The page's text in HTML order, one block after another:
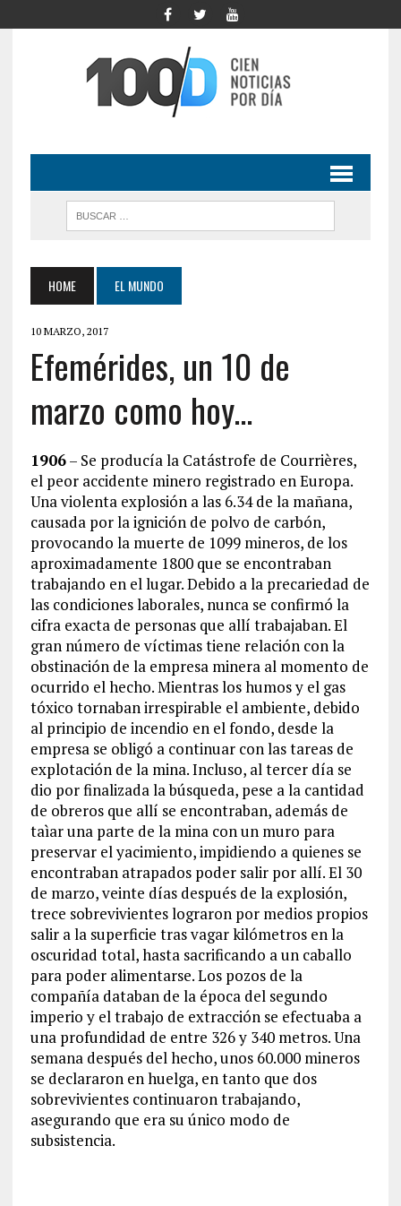
HOME EL MUNDO
10 MARZO, 2017
Efemérides, un 10 de
marzo como hoy…
1906– Se producía la Catástrofe de Courrières,
el peor accidente minero registrado en Europa.
Una violenta explosión a las 6.34 de la mañana,
causada por la ignición de polvo de carbón,
provocando la muerte de 1099 mineros, de los
aproximadamente 1800 que se encontraban
trabajando en el lugar. Debido a la precariedad de
las condiciones laborales, nunca se confirmó la
cifra exacta de personas que allí trabajaban. El
gran número de víctimas tiene relación con la
obstinación de la empresa minera al momento de
ocurrido el hecho. Mientras los humos y el gas
tóxico tornaban irrespirable el ambiente, debido
al principio de incendio en el fondo, desde la
empresa se obligó a continuar con las tareas de
explotación de la mina. Incluso, al tercer día se
dio por finalizada la búsqueda, pese a la cantidad
de obreros que allí se encontraban, además de
taìar una parte de la mina con un muro para
preservar el yacimiento, impidiendo a quienes se
encontraban atrapados poder salir por allí. El 30
de marzo, veinte días después de la explosión,
trece sobrevivientes lograron por medios propios
salir a la superficie tras vagar kilómetros en la
oscuridad total, hasta sacrificando a un caballo
para poder alimentarse. Los pozos de la
compañía databan de la época del segundo
imperio y el trabajo de extracción se efectuaba a
una profundidad de entre 326 y 340 metros. Una
semana después del hecho, unos 60.000 mineros
se declararon en huelga, en tanto que dos
sobrevivientes continuaron trabajando,
asegurando que era su único modo de
subsistencia.